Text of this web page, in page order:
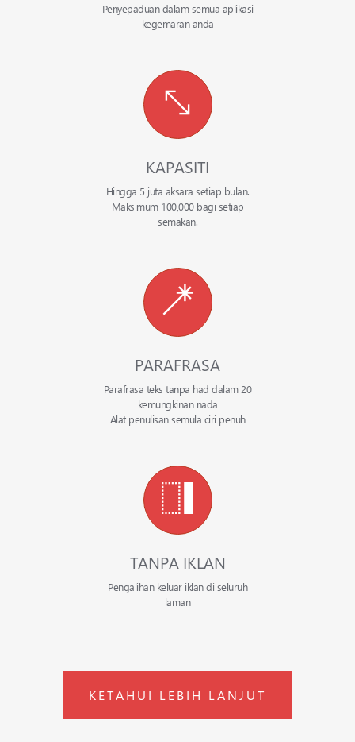
Penyepaduan dalam semua aplikasi
kegemaran anda
KAPASITI
Hingga 5 juta aksara setiap bulan.
Maksimum 100,000 bagi setiap
semakan.
PARAFRASA
Parafrasa teks tanpa had dalam 20
kemungkinan nada
Alat penulisan semula ciri penuh
TANPA IKLAN
Pengalihan keluar iklan di seluruh
laman
KETAHUI LEBIH LANJUT